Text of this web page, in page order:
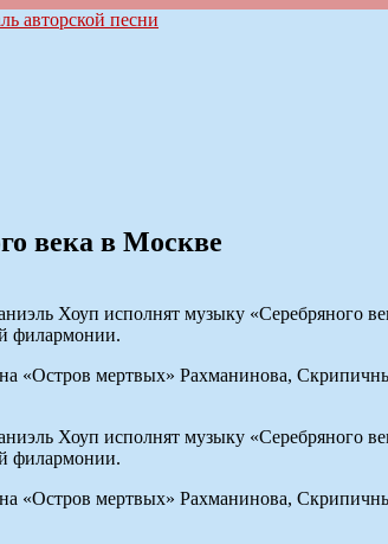
века в Москве
Хоуп исполнят музыку «Серебряного
филармонии.
мертвых» Рахманинова,
Хоуп исполнят музыку «Серебряного
филармонии.
мертвых» Рахманинова,